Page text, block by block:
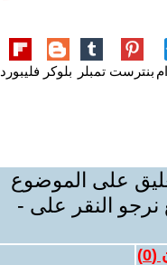
بنترست تمبلر بلوكر فليبورد
على الموضوع
نرجو النقر على -
(
0
)